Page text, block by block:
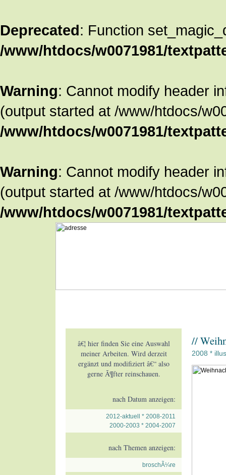
Deprecated: Function
/www/htdocs/w0071981/
Warning: Cannot modify header
(output started at /www/htdocs/
/www/htdocs/w0071981/
Warning: Cannot modify header
(output started at /www/htdocs/
/www/htdocs/w0071981/
â€¦ hier finden Sie eine Auswahl
meiner Arbeiten. Wird derzeit
ergänzt und modifiziert â€“ also
gerne Ã¶fter reinschauen.
nach Datum anzeigen:
2012-aktuell * 2008-2011
2000-2003 * 2004-2007
nach Themen anzeigen:
broschÃ¼re
//
2008 *